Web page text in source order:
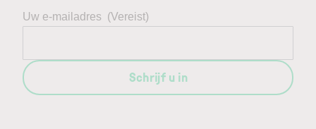
Uw e-mailadres (Vereist)
Schrijf u in